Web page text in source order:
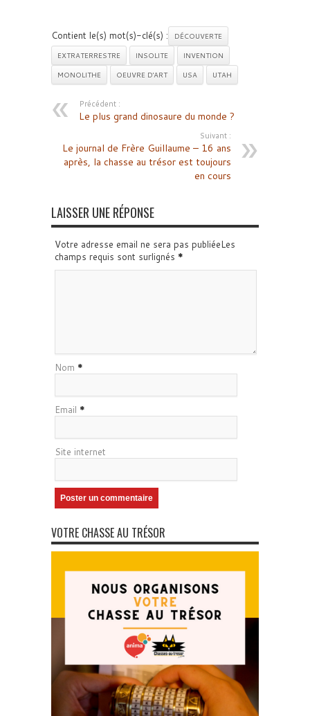
Contient le(s) mot(s)-clé(s) :
DÉCOUVERTE
EXTRATERRESTRE
INSOLITE
INVENTION
MONOLITHE
OEUVRE D'ART USA UTAH
Précédent :
Le plus grand dinosaure du monde ?
Suivant :
Le journal de Frère Guillaume – 16 ans
après, la chasse au trésor est toujours
en cours
LAISSER UNE RÉPONSE
Votre adresse email ne sera pas publiéeLes
champs requis sont surlignés *
Nom *
Email *
Site internet
VOTRE CHASSE AU TRÉSOR